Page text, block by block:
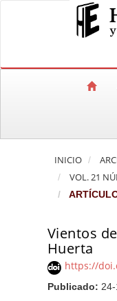
Salto rápido al contenido
Navegación
INICIO
VOL. 21
Vientos
Huerta
https://
Publicado: